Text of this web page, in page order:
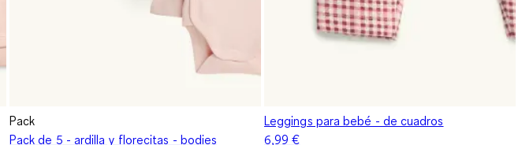
Pack
Pack de 5 - ardilla y florecitas - bodies
Leggings para bebé - de cuadros
6,99 €